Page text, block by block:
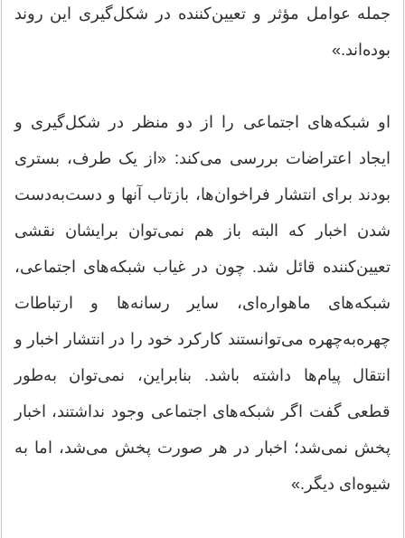
جمله عوامل مؤثر و تعیین‌کننده در شکل‌گیری این روند
بوده‌اند.»
او شبکه‌های اجتماعی را از دو منظر در شکل‌گیری و
ایجاد اعتراضات بررسی می‌کند: «از یک طرف، بستری
بودند برای انتشار فراخوان‌ها، بازتاب آنها و دست‌به‌دست
شدن اخبار که البته باز هم نمی‌توان برایشان نقشی
تعیین‌کننده قائل شد. چون در غیاب شبکه‌های اجتماعی،
شبکه‌های ماهواره‌ای، سایر رسانه‌ها و ارتباطات
چهره‌به‌چهره می‌توانستند کارکرد خود را در انتشار اخبار و
انتقال پیام‌ها داشته باشد. بنابراین، نمی‌توان به‌طور
قطعی گفت اگر شبکه‌های اجتماعی وجود نداشتند، اخبار
پخش نمی‌شد؛ اخبار در هر صورت پخش می‌شد، اما به
شیوه‌ای دیگر.»